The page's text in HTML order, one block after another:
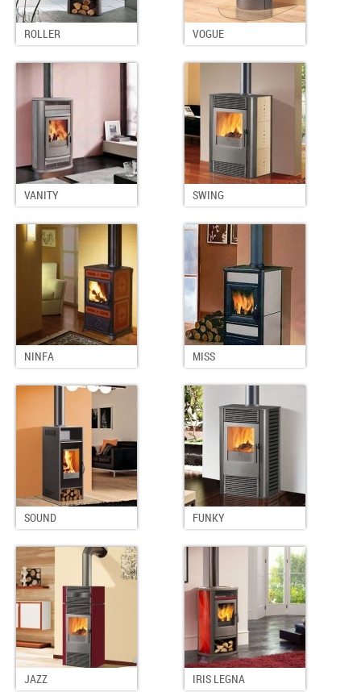
ROLLER VOGUE
VANITY SWING
NINFA MISS
SOUND FUNKY
JAZZ IRIS LEGNA